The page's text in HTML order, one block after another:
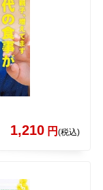
1,210 円(税込)